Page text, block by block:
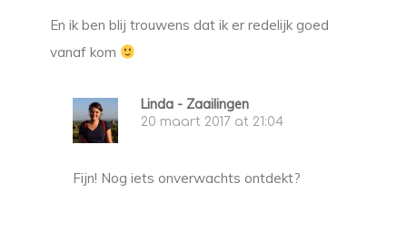
En ik ben blij trouwens dat ik er redelijk goed
vanaf kom
Linda - Zaailingen
20 maart 2017 at 21:04
Fijn! Nog iets onverwachts ontdekt?